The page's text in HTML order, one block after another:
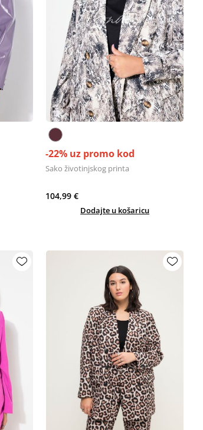
-22% uz promo kod
Sako životinjskog printa
104,99 €
Dodajte u košaricu